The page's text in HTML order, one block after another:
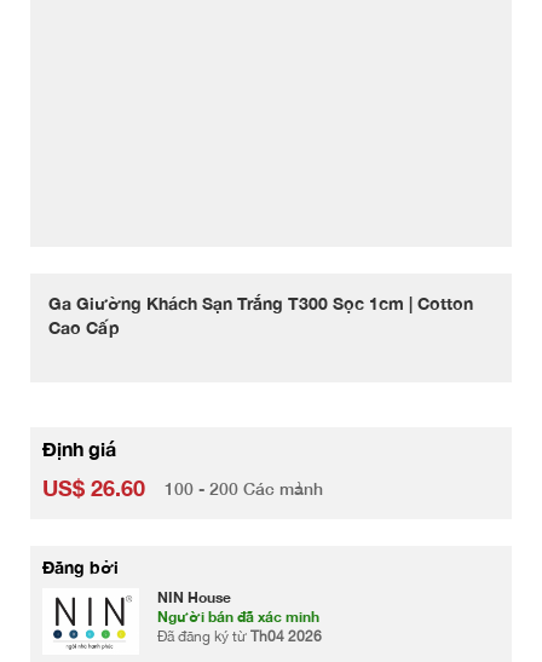
Ga Giường Khách Sạn Trắng T300 Sọc 1cm | Cotton
Cao Cấp
Định giá
US$ 26.60 100 - 200 Các mảnh
Đăng bởi
NIN House
Người bán đã xác minh
Đã đăng ký từ Th04 2026